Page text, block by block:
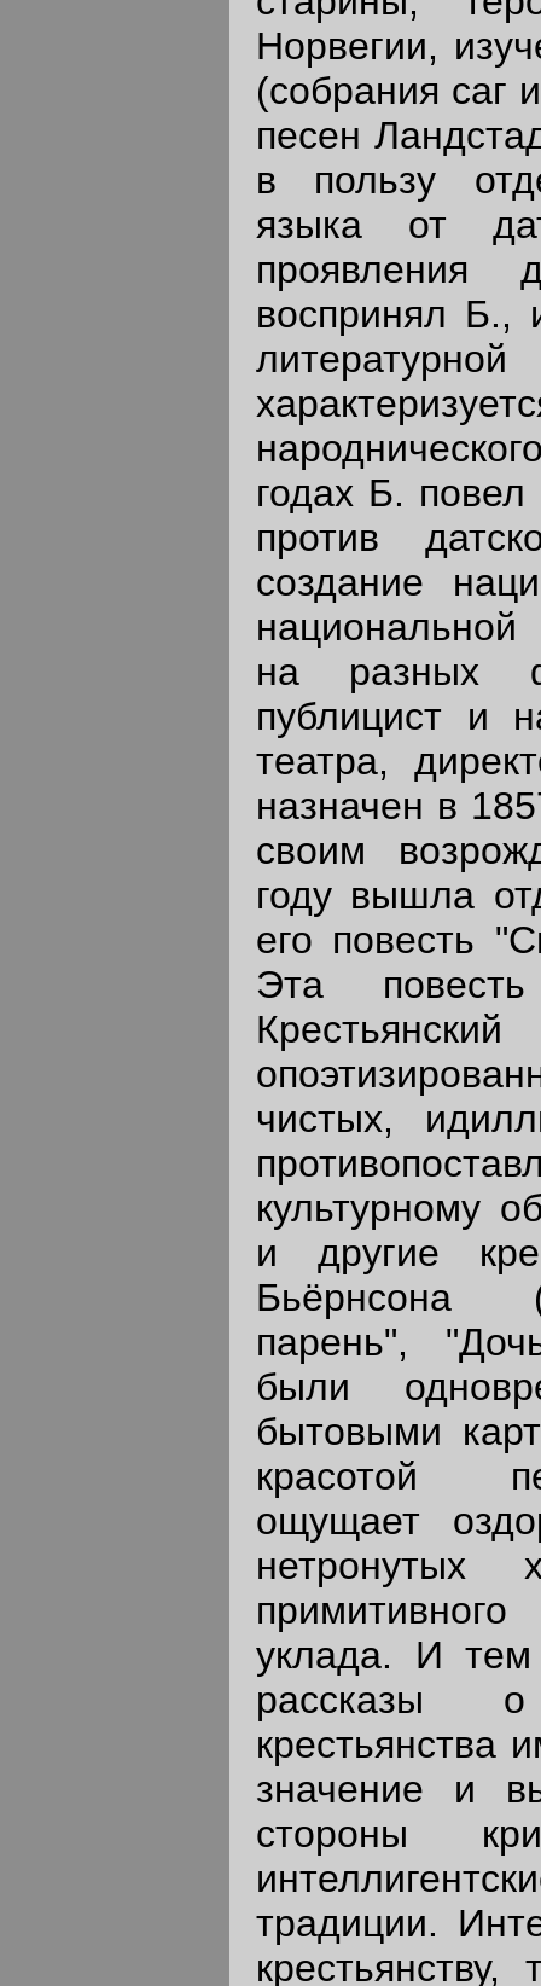
Норвегии,
(собрания саг
песен
в пользу
языка от
проявления
воспринял Б.,
годах Б.
против
создание
на разных
публицист и
театра,
назначен в
своим
году вышла
его повесть
Эта
чистых,
культурному
и другие
Бьёрнсона
парень",
были
бытовыми
красотой
ощущает
нетронутых
уклада. И
рассказы
крестьянства
значение и
стороны
традиции.